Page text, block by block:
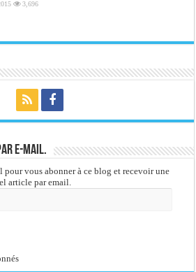
3,696
e-mail.
pour vous abonner à ce blog et recevoir une
article par email.